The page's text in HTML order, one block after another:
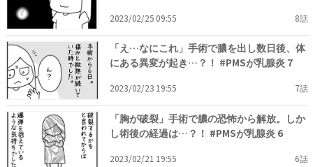
2023/02/25 09:55 8話
「え…なにこれ」手術で膿を出し数日後、体
にある異変が起き…？！ #PMSが乳腺炎 7
2023/02/23 19:55 7話
「胸が破裂」手術で膿の恐怖から解放。しか
し術後の経過は…？！ #PMSが乳腺炎 6
2023/02/21 19:55 6話